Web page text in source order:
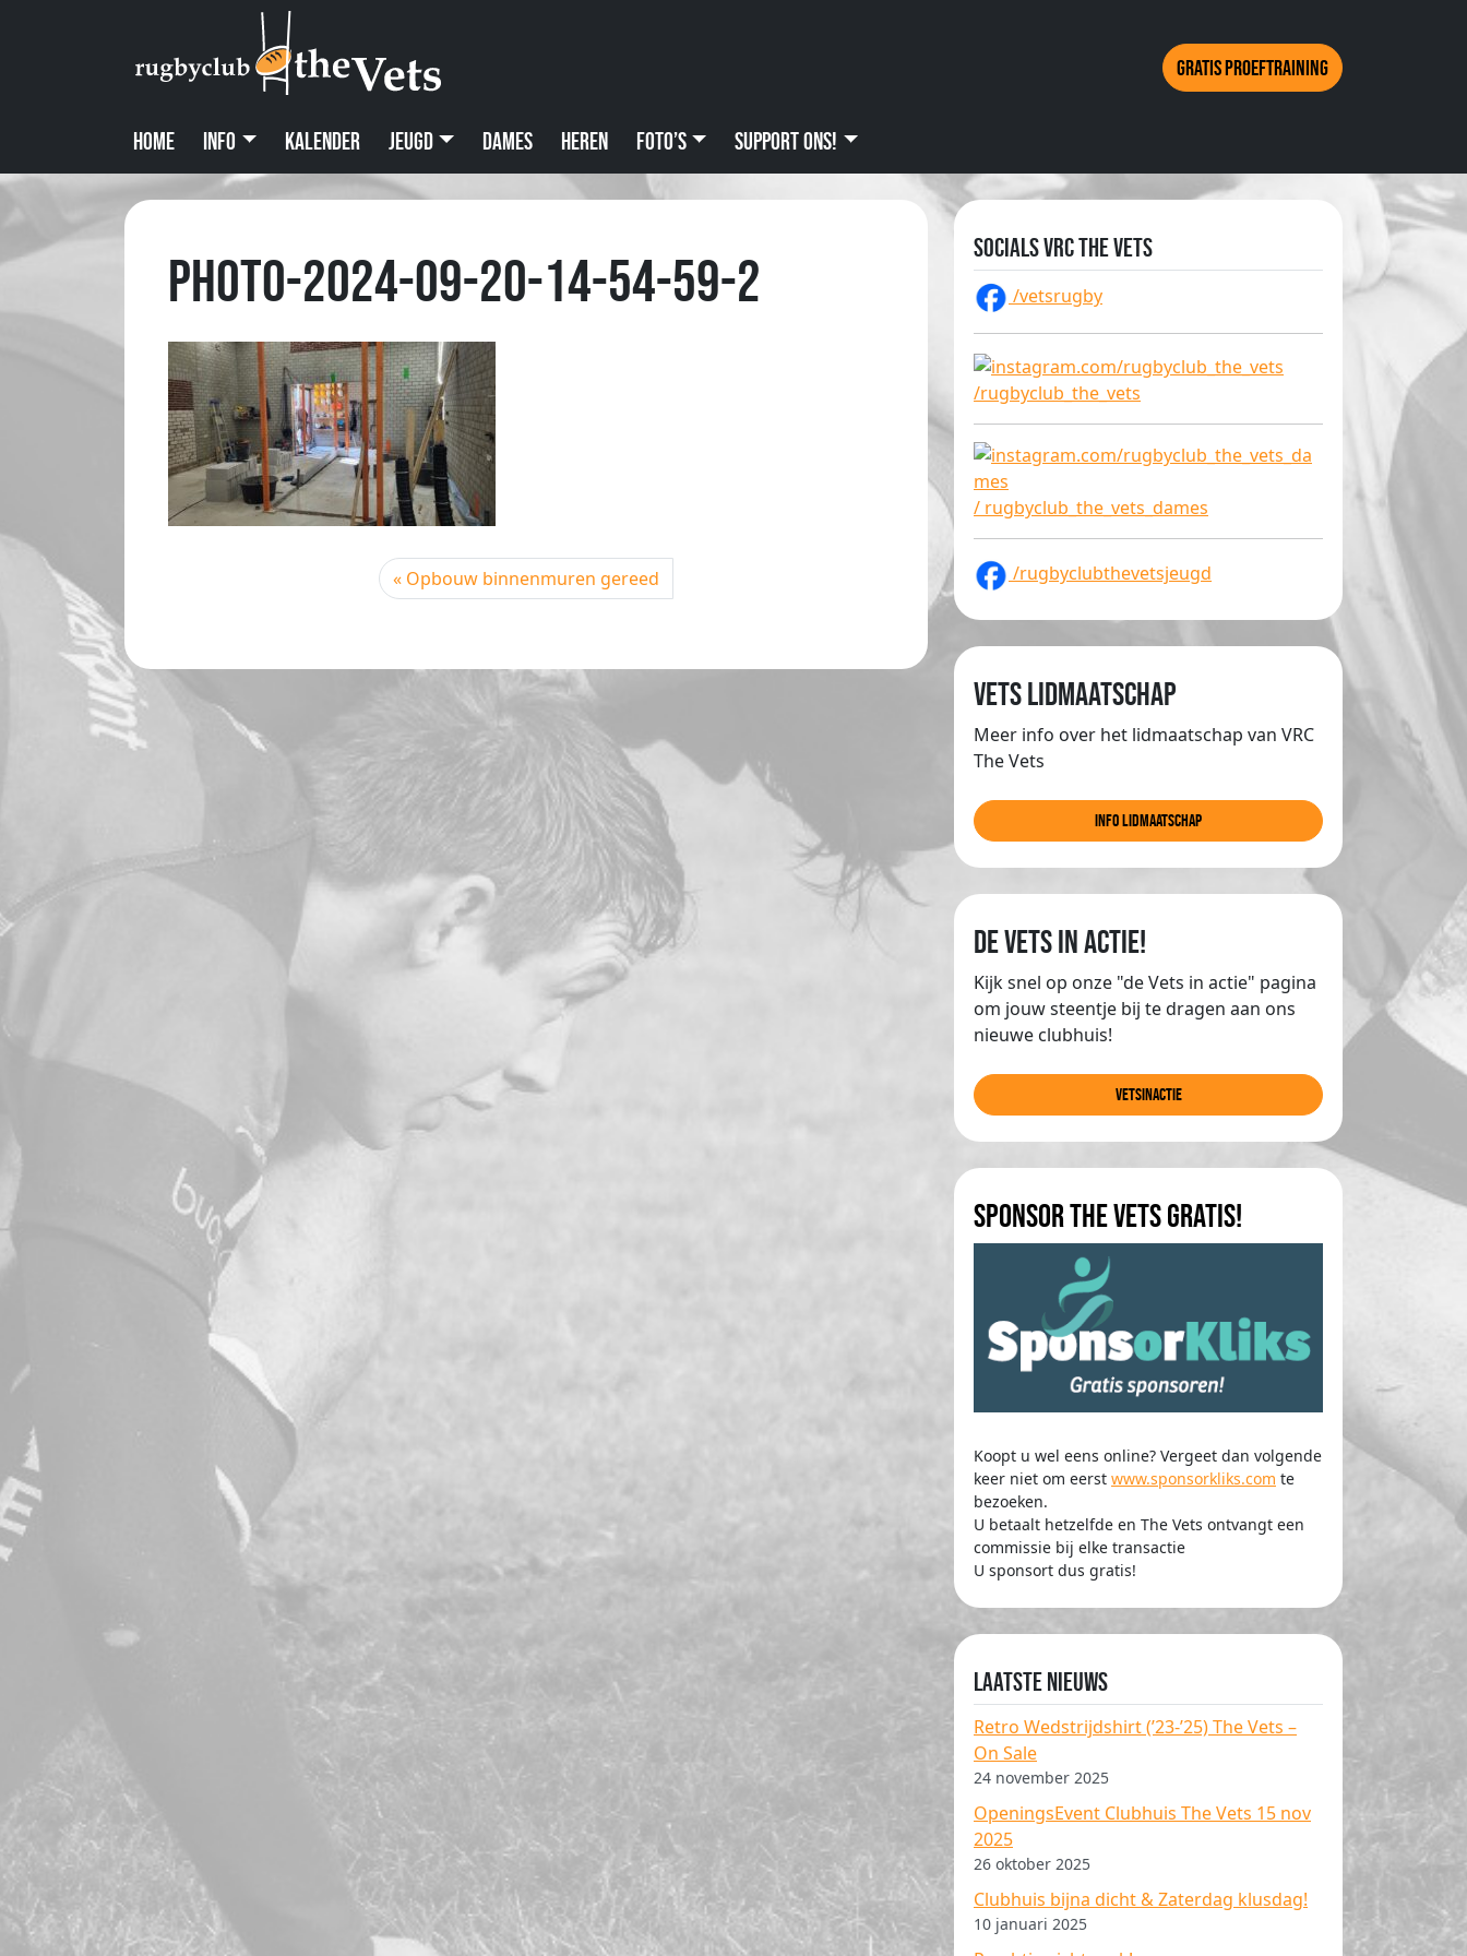
Gratis proeftraining
Home Info Kalender Jeugd Dames Heren Foto’s Support ons!
PHOTO-2024-09-20-14-54-59-2
Opbouw binnenmuren gereed
Socials VRC The Vets
/vetsrugby
/rugbyclub_the_vets
/ rugbyclub_the_vets_dames
/rugbyclubthevetsjeugd
Vets lidmaatschap
Meer info over het lidmaatschap van VRC
The Vets
info lidmaatschap
de Vets in actie!
Kijk snel op onze "de Vets in actie" pagina
om jouw steentje bij te dragen aan ons
nieuwe clubhuis!
Vetsinactie
Sponsor The Vets gratis!
Koopt u wel eens online? Vergeet dan volgende
keer niet om eerst www.sponsorkliks.com te
bezoeken.
U betaalt hetzelfde en The Vets ontvangt een
commissie bij elke transactie
U sponsort dus gratis!
Laatste nieuws
Retro Wedstrijdshirt (’23-’25) The Vets –
On Sale
24 november 2025
OpeningsEvent Clubhuis The Vets 15 nov
2025
26 oktober 2025
Clubhuis bijna dicht & Zaterdag klusdag!
10 januari 2025